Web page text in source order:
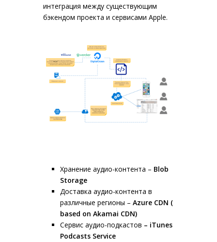
интеграция между существующим
бэкендом проекта и сервисами Apple.
Хранение аудио-контента – Blob
Storage
Доставка аудио-контента в
различные регионы – Azure CDN (
based on Akamai CDN)
Сервис аудио-подкастов – iTunes
Podcasts Service